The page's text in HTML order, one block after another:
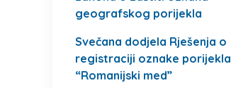
geografskog porijekla
Svečana dodjela Rješenja o
registraciji oznake porijekla
“Romanijski med”